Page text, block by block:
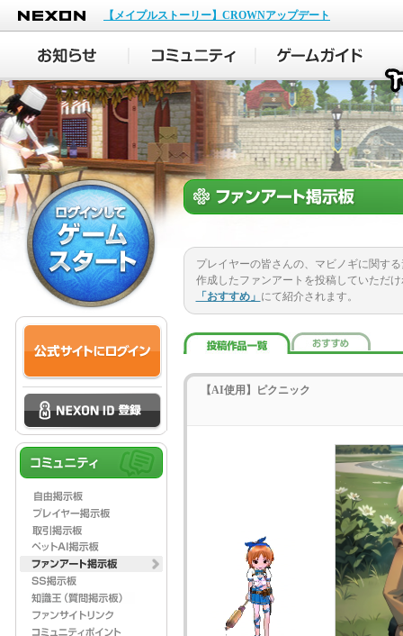
NEXON
【メイプルストーリー】CROWNアップデート
プレイヤーの皆さんの、マビノギに関す
作成したファンアートを投稿していただ
「おすすめ」 にて紹介されます。
【AI使用】ピクニック